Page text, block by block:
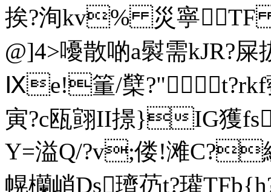
挨?洵kv% 災寧TF
@]4>嚘散啲a褽需kJR?
Ⅸe!箽/櫱?"
寅?c瓯翧II撔}IG獲
Y=溢Q/?v;偻!滩C?
幌欗峭Ds璾芿t?瓘